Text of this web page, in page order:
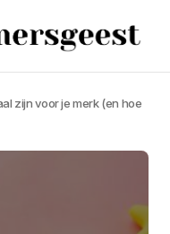
zijn voor je merk (en hoe